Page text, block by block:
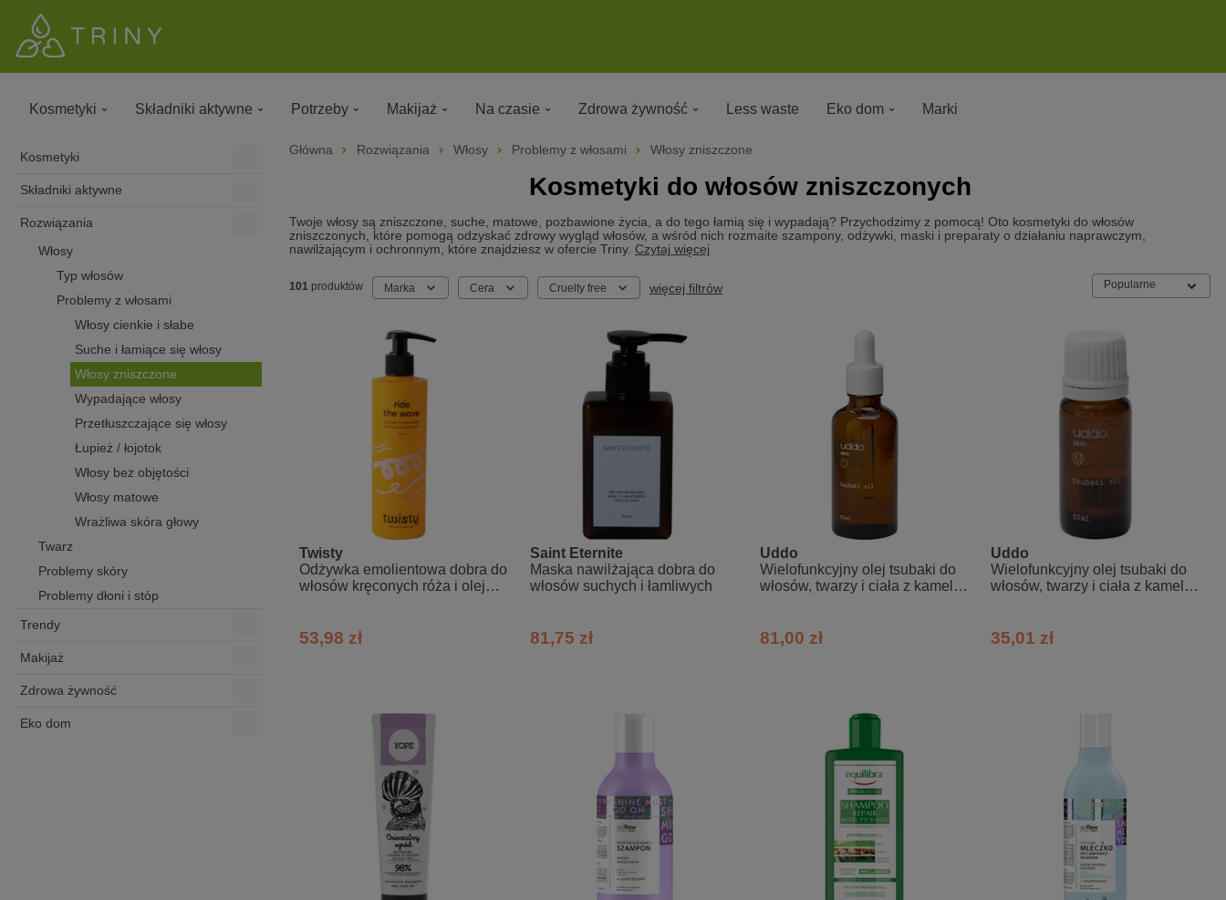
Kosmetyki Składniki aktywne Potrzeby Makijaż Na czasie Zdrowa żywność Less waste Eko dom Marki
Kosmetyki
Składniki aktywne
Rozwiązania
Włosy
Typ włosów
Problemy z włosami
Włosy cienkie i słabe
Suche i łamiące się włosy
Włosy zniszczone
Wypadające włosy
Przetłuszczające się włosy
Łupież / łojotok
Włosy bez objętości
Włosy matowe
Wrażliwa skóra głowy
Twarz
Problemy skóry
Problemy dłoni i stóp
Trendy
Makijaż
Zdrowa żywność
Eko dom
Główna Rozwiązania Włosy Problemy z włosami Włosy zniszczone
Kosmetyki do włosów zniszczonych
Twoje włosy są zniszczone, suche, matowe, pozbawione życia, a do tego łamią się i wypadają? Przychodzimy z pomocą! Oto kosmetyki do włosów
zniszczonych, które pomogą odzyskać zdrowy wygląd włosów, a wśród nich rozmaite szampony, odżywki, maski i preparaty o działaniu naprawczym,
nawilżającym i ochronnym, które znajdziesz w ofercie Triny. Czytaj więcej
101 produktów Marka Cera Cruelty free więcej filtrów Popularne
Twisty
Odżywka emolientowa dobra do
włosów kręconych róża i olej
53,98 zł
Saint Eternite
Maska nawilżająca dobra do
włosów suchych i łamliwych
81,75 zł
Uddo
Wielofunkcyjny olej tsubaki do
włosów, twarzy i ciała z kamelii
81,00 zł
Uddo
Wielofunkcyjny olej tsubaki do
włosów, twarzy i ciała z kamelii
35,01 zł